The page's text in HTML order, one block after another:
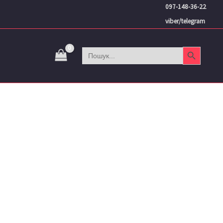
097-148-36-22
viber/telegram
Search
for:
Search Button